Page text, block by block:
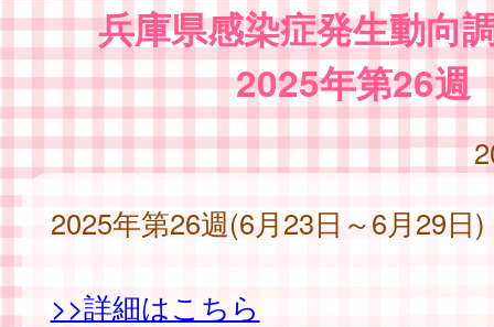
兵庫県感染症発生動向
2025年第26週
2025年第26週(6月23日～6月29日)
>>詳細はこちら